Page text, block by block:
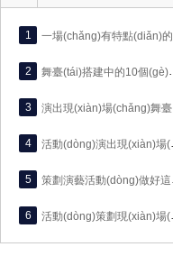
1 一場(chǎng)有特點(diǎn)的演出活動(dòng)是怎么策劃出來(lái)的？
2 舞臺(tái)搭建中的10個(gè)關(guān)鍵概念
3 演出現(xiàn)場(chǎng)舞臺(tái)布景制作的5大工序
4 活動(dòng)演出現(xiàn)場(chǎng)的設(shè)計(jì)應(yīng)講究什么原則？
5 策劃演藝活動(dòng)做好這4方面工作就算是完美了
6 活動(dòng)策劃現(xiàn)場(chǎng)最常見的擺臺(tái)形式